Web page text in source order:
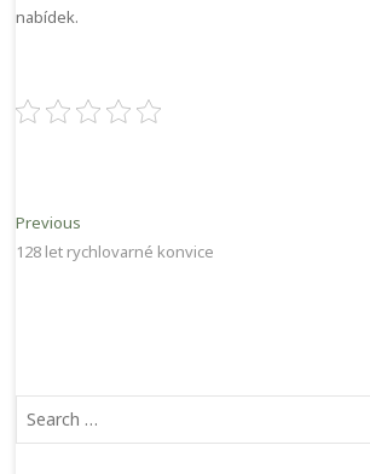
nabídek.
Navigace
pro
Previous
post:
128 let rychlovarné konvice